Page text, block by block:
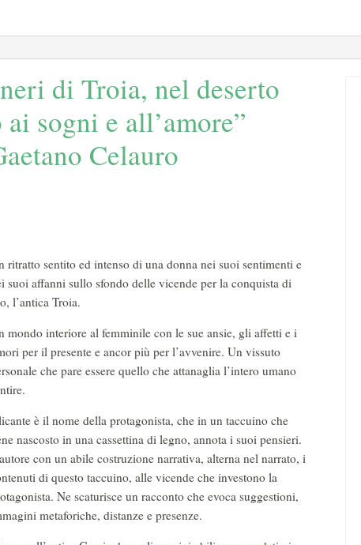
di Troia, nel deserto
sogni e all’amore”
Celauro
ritratto sentito ed intenso di una donna nei suoi sentimenti e
suoi affanni sullo sfondo delle vicende per la conquista di
l’antica Troia.
mondo interiore al femminile con le sue ansie, gli affetti e i
per il presente e ancor più per l’avvenire. Un vissuto
che pare essere quello che attanaglia l’intero umano
è il nome della protagonista, che in un taccuino che
nascosto in una cassettina di legno, annota i suoi pensieri.
con un abile costruzione narrativa, alterna nel narrato, i
di questo taccuino, alle vicende che investono la
Ne scaturisce un racconto che evoca suggestioni,
metaforiche, distanze e presenze.